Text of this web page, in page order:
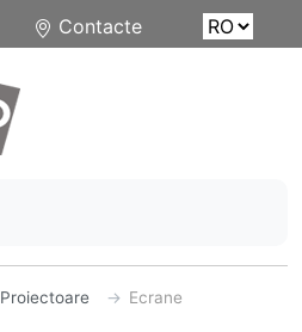
Contacte
Proiectoare Ecrane